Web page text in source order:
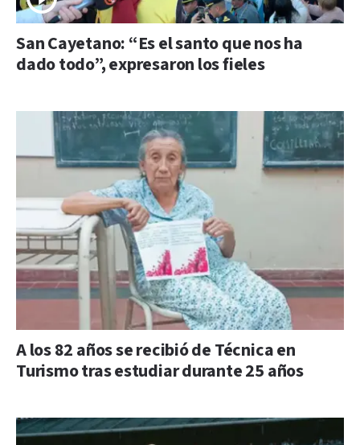
San Cayetano: “Es el santo que nos ha
dado todo”, expresaron los fieles
A los 82 años se recibió de Técnica en
Turismo tras estudiar durante 25 años